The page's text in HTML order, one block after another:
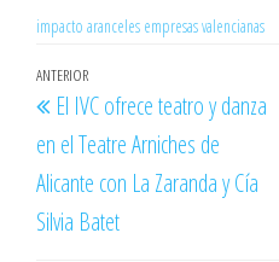
impacto aranceles empresas valencianas
Navegación
de
entradas
Entrada
anterior
ANTERIOR
El IVC ofrece teatro y danza
en el Teatre Arniches de
Alicante con La Zaranda y Cía
Silvia Batet